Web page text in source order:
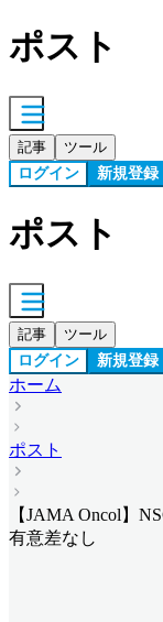
ポスト
記事 ツール
ログイン 新規登録
ポスト
記事 ツール
ログイン 新規登録
ホーム
ポスト
【JAMA Oncol】
有意差なし